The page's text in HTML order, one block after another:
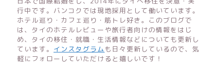
行中です。バンコクでは現地採用として働いています。
ホテル巡り・カフェ巡り・筋トレ好き。このブログで
は、タイのホテルレビューや旅行者向けの情報をはじ
め、タイの移住・就職・生活情報などについても更新し
ています。 インスタグラムも日々更新しているので、気
軽にフォローしていただけると嬉しいです！